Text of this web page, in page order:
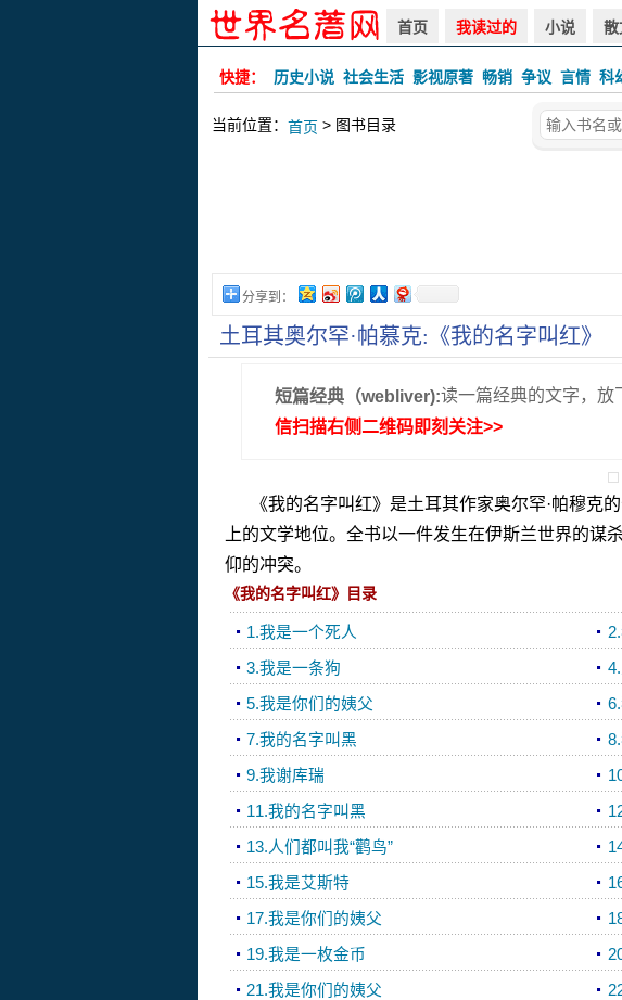
首页 我读过的 小说 散
快捷： 历史小说 社会生活 影视原著 畅销 争议 言情 科
当前位置： 首页 > 图书目录
分享到：
土耳其奥尔罕·帕慕克:《我的名字叫红》
短篇经典（webliver):读一篇经典的文字，放
信扫描右侧二维码即刻关注>>
《我的名字叫红》是土耳其作家奥尔罕·帕穆克
上的文学地位。全书以一件发生在伊斯兰世界的
仰的冲突。
《我的名字叫红》目录
1.我是一个死人
3.我是一条狗
5.我是你们的姨父
7.我的名字叫黑
9.我谢库瑞
11.我的名字叫黑
13.人们都叫我“鹳鸟”
15.我是艾斯特
17.我是你们的姨父
19.我是一枚金币
21.我是你们的姨父